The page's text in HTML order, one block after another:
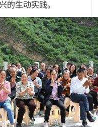
的生动实践。